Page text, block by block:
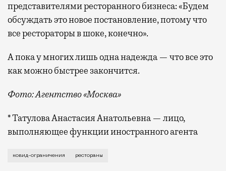
представителями ресторанного бизнеса: «Будем
обсуждать это новое постановление, потому что
все рестораторы в шоке, конечно».
А пока у многих лишь одна надежда — что все это
как можно быстрее закончится.
Фото: Агентство «Москва»
* Татулова Анастасия Анатольевна — лицо,
выполняющее функции иностранного агента
ковид-ограничения рестораны